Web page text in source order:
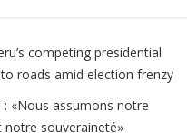
competing presidential
roads amid election frenzy
: «Nous assumons notre
notre souveraineté»